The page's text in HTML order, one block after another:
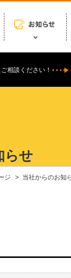
相談ください！
らせ
ジ 当社からのお知